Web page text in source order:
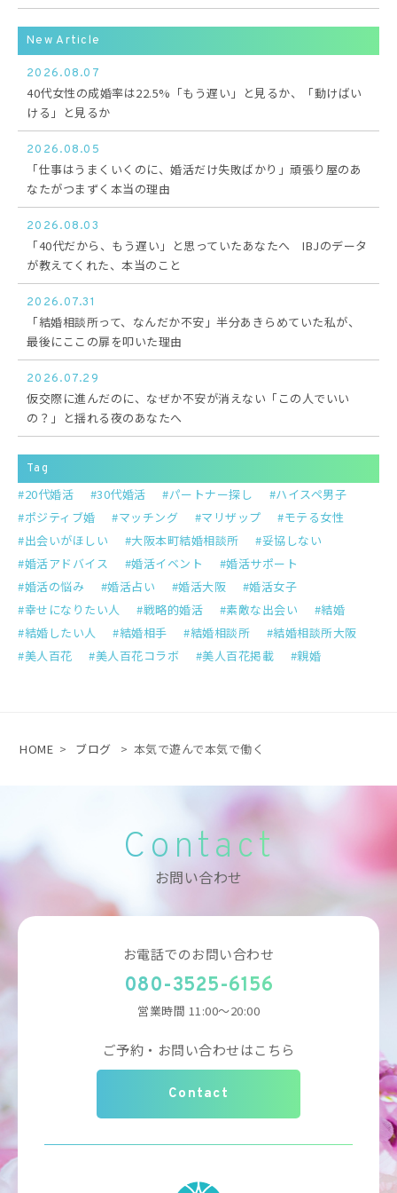
New Article
2026.08.07
40代女性の成婚率は22.5%「もう遅い」と見るか、「動けばい
ける」と見るか
2026.08.05
「仕事はうまくいくのに、婚活だけ失敗ばかり」頑張り屋のあ
なたがつまずく本当の理由
2026.08.03
「40代だから、もう遅い」と思っていたあなたへ IBJのデータ
が教えてくれた、本当のこと
2026.07.31
「結婚相談所って、なんだか不安」半分あきらめていた私が、
最後にここの扉を叩いた理由
2026.07.29
仮交際に進んだのに、なぜか不安が消えない「この人でいい
の？」と揺れる夜のあなたへ
Tag
20代婚活 30代婚活 パートナー探し
ハイスペ男子
ポジティブ婚
マッチング マリザップ
モテる女性
出会いがほしい
大阪本町結婚相談所
妥協しない
婚活アドバイス
婚活イベント
婚活サポート
婚活の悩み
婚活占い 婚活大阪
婚活女子
幸せになりたい人
戦略的婚活 素敵な出会い
結婚
結婚したい人
結婚相手 結婚相談所
結婚相談所大阪
美人百花
美人百花コラボ 美人百花掲載 親婚
HOME > ブログ > 本気で遊んで本気で働く
Contact
お問い合わせ
お電話でのお問い合わせ
080-3525-6156
営業時間 11:00～20:00
ご予約・お問い合わせはこちら
Contact